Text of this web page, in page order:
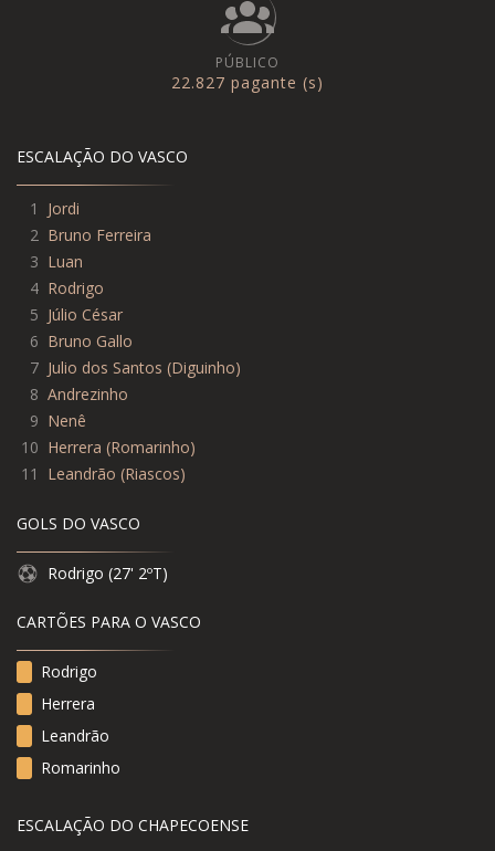
PÚBLICO
22.827 pagante (s)
ESCALAÇÃO DO VASCO
1
Jordi
2 Bruno Ferreira
3 Luan
4 Rodrigo
5 Júlio César
6 Bruno Gallo
7 Julio dos Santos (Diguinho)
8 Andrezinho
9 Nenê
10 Herrera (Romarinho)
11
Leandrão (Riascos)
GOLS DO VASCO
Rodrigo (27' 2ºT)
CARTÕES PARA O VASCO
Rodrigo
Herrera
Leandrão
Romarinho
ESCALAÇÃO DO CHAPECOENSE